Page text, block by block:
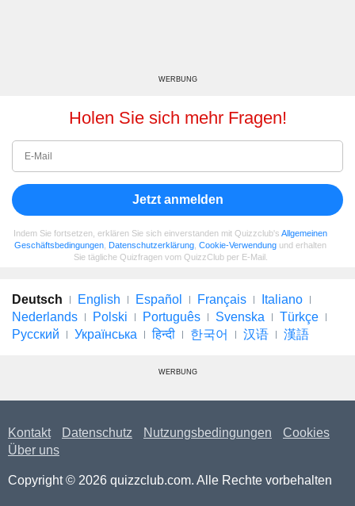
WERBUNG
Holen Sie sich mehr Fragen!
Jetzt anmelden
Indem Sie fortsetzen, erklären Sie sich einverstanden mit Quizzclub's Allgemeinen
Geschäftsbedingungen Datenschutzerklärung Cookie-Verwendung und erhalten
Sie tägliche Quizfragen vom QuizzClub per E-Mail.
Deutsch English Español Français
Italiano
Nederlands
Polski Português Svenska
Türkçe
Русский
Українська हिन्दी 한국어 汉语 漢語
WERBUNG
Kontakt Datenschutz Nutzungsbedingungen
Cookies
Über uns
Copyright © 2026 quizzclub.com. Alle Rechte vorbehalten